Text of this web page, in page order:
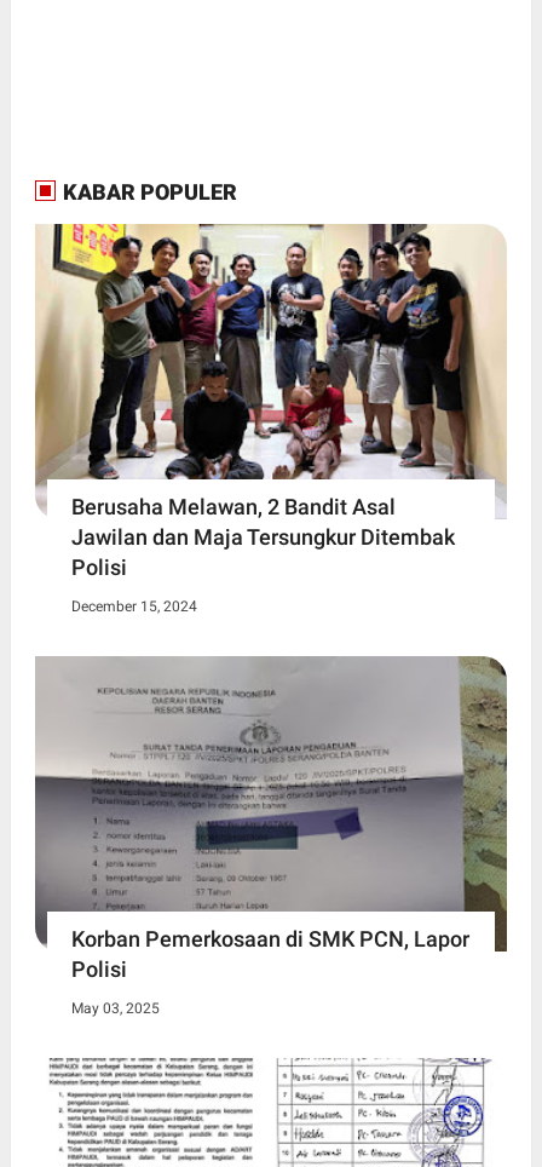
KABAR POPULER
Berusaha Melawan, 2 Bandit Asal
Jawilan dan Maja Tersungkur Ditembak
Polisi
December 15, 2024
Korban Pemerkosaan di SMK PCN, Lapor
Polisi
May 03, 2025